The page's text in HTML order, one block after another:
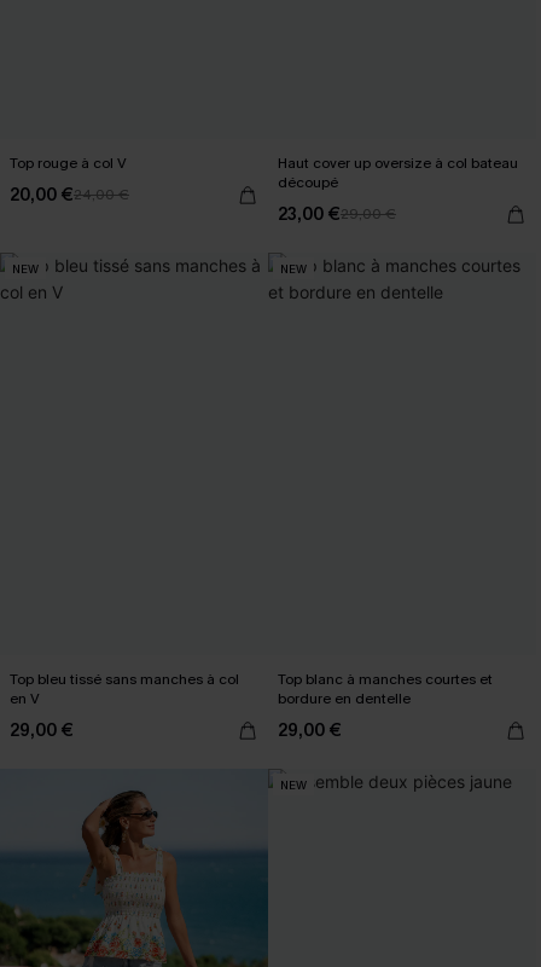
Top rouge à col V
20,00 €24,00 €
Haut cover up oversize à col bateau
découpé
23,00 €29,00 €
NEW
Top bleu tissé sans manches à col
en V
29,00 €
NEW
Top blanc à manches courtes et
bordure en dentelle
29,00 €
NEW